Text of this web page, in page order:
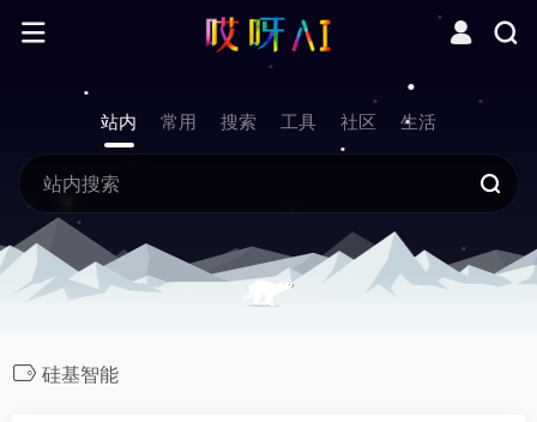
站内 常用 搜索 工具 社区 生活
硅基智能